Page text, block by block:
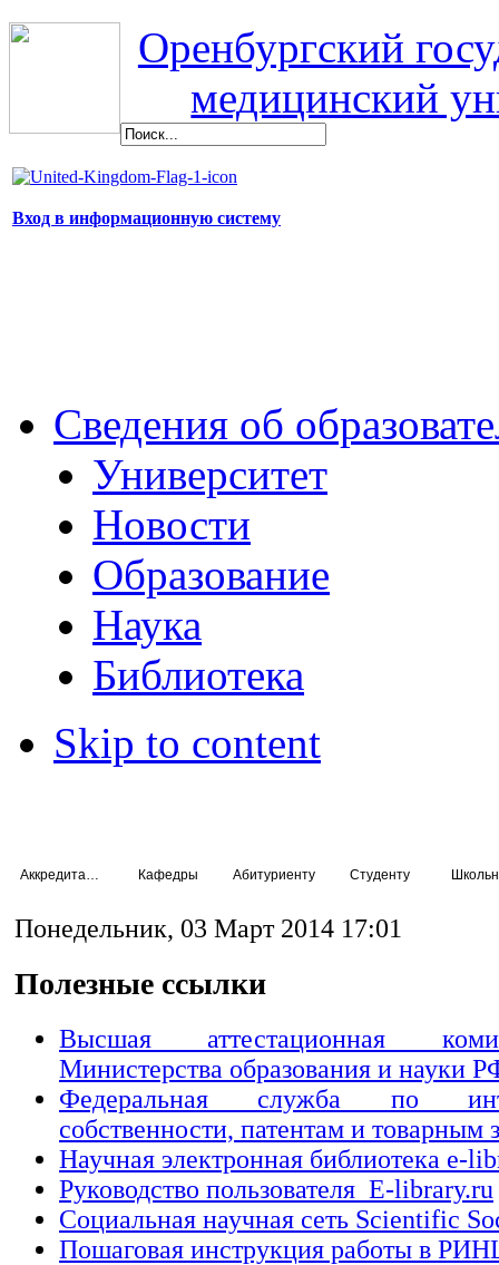
Оренбургский
медицинский
Вход в информационную систему
Сведения об
Университет
Новости
Образование
Наука
Библиотека
Skip to content
Кафедры Абитуриенту Студенту
Понедельник, 03 Март 2014 17:01
Полезные ссылки
Высшая аттестационная
Министерства образования и науки
Федеральная служба по
собственности, патентам и товарным
Научная электронная библиотека e-
Руководство пользователя_E-library.ru
Социальная научная сеть Scientific
Пошаговая инструкция работы в